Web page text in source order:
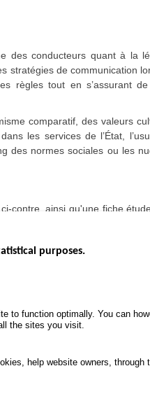
des conducteurs quant à la
stratégies de communication
règles tout en s’assurant
comparatif, des valeurs
les services de l’État,
des normes sociales ou les
contre, ainsi qu'une fiche
Road Safety
Road traffic
DATA FROM
purposes.
to function optimally. You can
the sites you visit.
help website owners,